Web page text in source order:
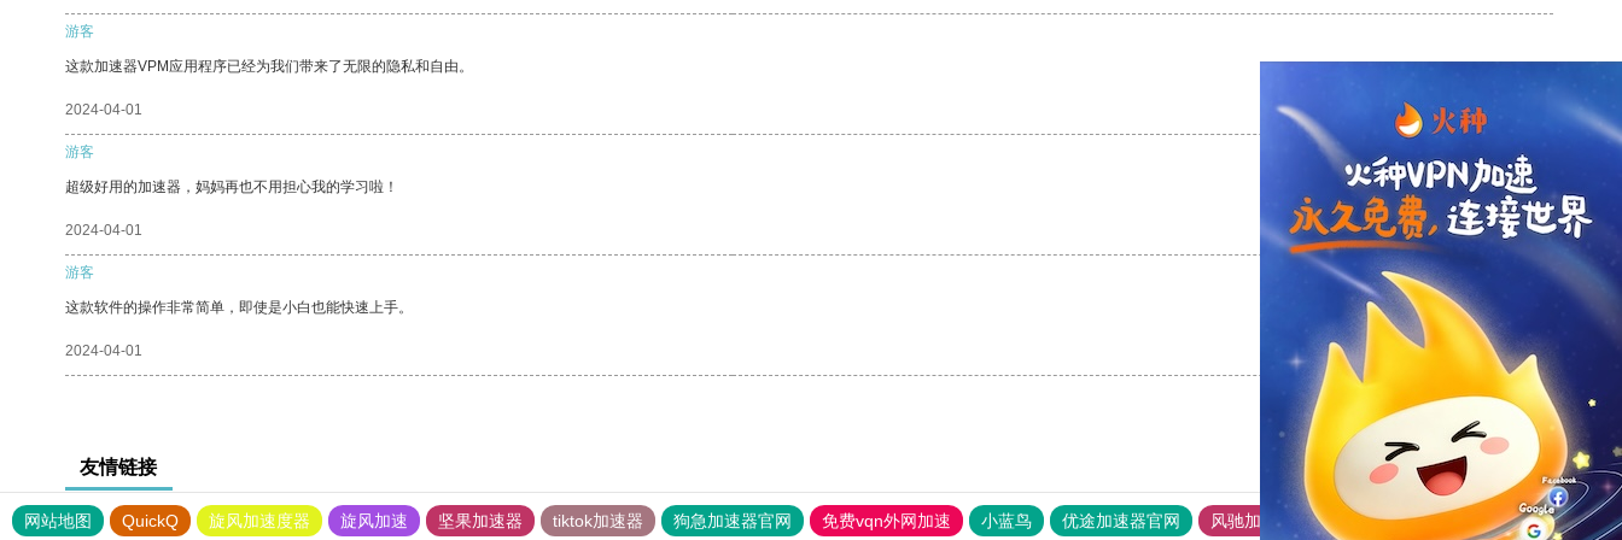
游客
这款加速器VPM应用程序已经为我们带来了无限的隐私和自由。
2024-04-01 支持
游客
超级好用的加速器，妈妈再也不用担心我的学习啦！
2024-04-01 支持[0] 反对[0]
游客
这款软件的操作非常简单，即使是小白也能快速上手。
2024-04-01 支持[0] 反对[0]
友情链接
网站地图 QuickQ 旋风加速度器 旋风加速 坚果加速器 tiktok加速器 狗急加速器官网 免费vqn外网加速 小蓝鸟 优途加速器官网 风驰加速器 旋风加速器